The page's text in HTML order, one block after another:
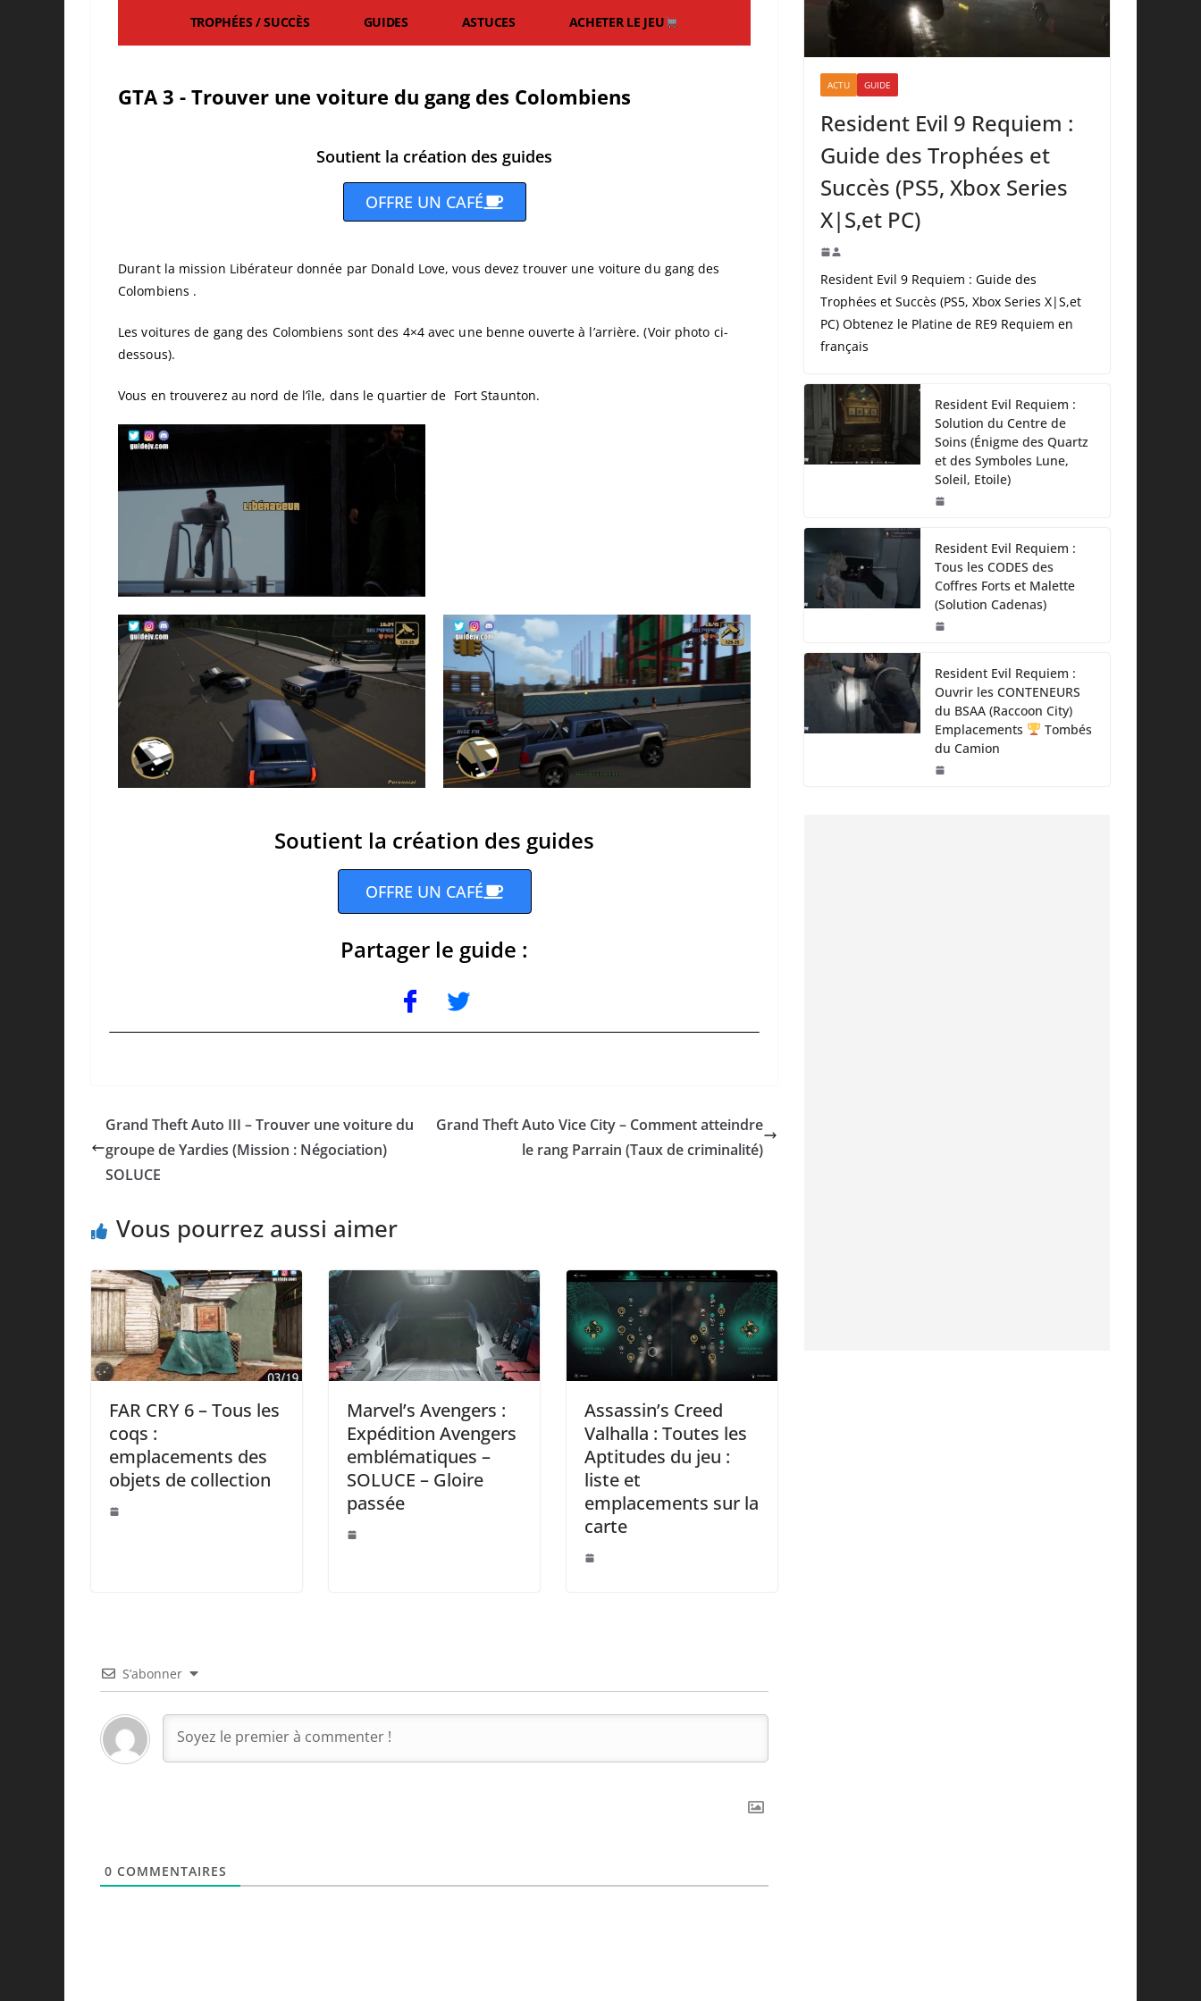
TROPHÉES / SUCCÈS GUIDES ASTUCES ACHETER LE JEU
GTA 3 - Trouver une voiture du gang des Colombiens
Soutient la création des guides
OFFRE UN CAFÉ
Durant la mission Libérateur donnée par Donald Love, vous devez trouver une voiture du gang des
Colombiens .
Les voitures de gang des Colombiens sont des 4×4 avec une benne ouverte à l’arrière. (Voir photo ci-
dessous).
Vous en trouverez au nord de l’île, dans le quartier de Fort Staunton.
Soutient la création des guides
OFFRE UN CAFÉ
Partager le guide :
Grand Theft Auto III – Trouver une voiture du
groupe de Yardies (Mission : Négociation)
SOLUCE
Grand Theft Auto Vice City – Comment atteindre
le rang Parrain (Taux de criminalité)
Vous pourrez aussi aimer
FAR CRY 6 – Tous les
coqs :
emplacements des
objets de collection
Marvel’s Avengers :
Expédition Avengers
emblématiques –
SOLUCE – Gloire
passée
Assassin’s Creed
Valhalla : Toutes les
Aptitudes du jeu :
liste et
emplacements sur la
carte
S’abonner
0 COMMENTAIRES
ACTU GUIDE
Resident Evil 9 Requiem :
Guide des Trophées et
Succès (PS5, Xbox Series
X|S,et PC)
Resident Evil 9 Requiem : Guide des
Trophées et Succès (PS5, Xbox Series X|S,et
PC) Obtenez le Platine de RE9 Requiem en
français
Resident Evil Requiem :
Solution du Centre de
Soins (Énigme des Quartz
et des Symboles Lune,
Soleil, Etoile)
Resident Evil Requiem :
Tous les CODES des
Coffres Forts et Malette
(Solution Cadenas)
Resident Evil Requiem :
Ouvrir les CONTENEURS
du BSAA (Raccoon City)
Emplacements
Tombés
du Camion